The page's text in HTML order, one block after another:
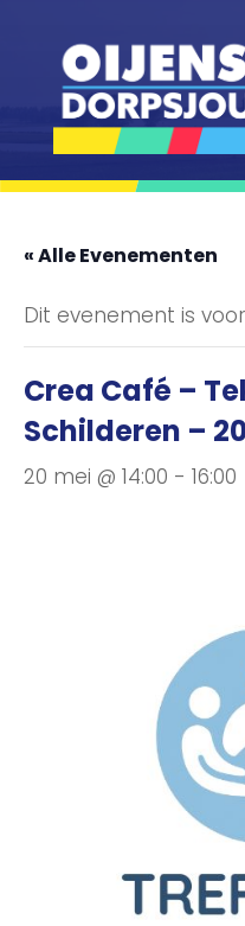
« Alle Evenementen
Dit evenement is
Crea Café –
Schilderen –
20 mei @ 14:00 - 16:00